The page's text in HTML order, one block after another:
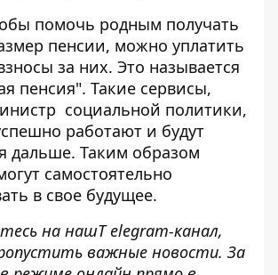
помочь родным получать
пенсии, можно уплатить
за них. Это называется
пенсия". Такие сервисы,
социальной политики,
работают и будут
дальше. Таким образом
самостоятельно
в свое будущее.
на нашT elegram-канал,
важные новости. За